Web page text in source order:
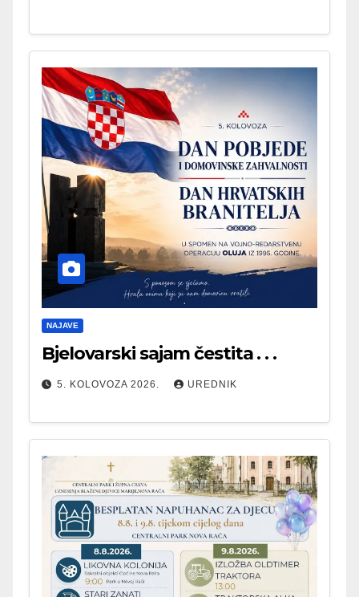
NAJAVE
Bjelovarski sajam čestita . . .
5. KOLOVOZA 2026. UREDNIK